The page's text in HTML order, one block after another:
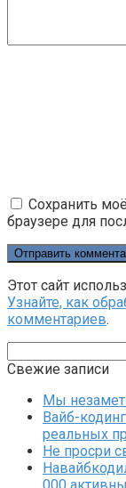
Сохранить
браузере для
Этот сайт
Узнайте, как
комментариев.
Свежие записи
Мы
Вайб-
реальных
Не просри